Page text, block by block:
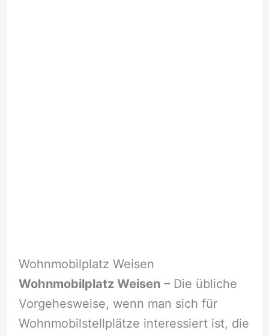
Wohnmobilplatz Weisen
Wohnmobilplatz Weisen– Die übliche
Vorgehesweise, wenn man sich für
Wohnmobilstellplätze interessiert ist, die